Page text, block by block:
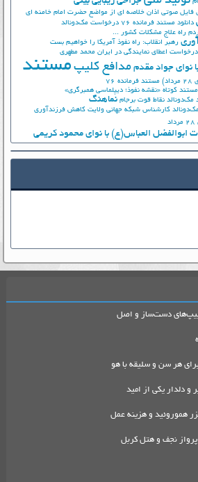
فایل صوتی اذان خلاصه ای از مواضع حضرت امام خامنه ای
دانلود مستند فرمانده 76
درخواست مک‌دونالد
راه علاج مشکلات کشور ...
رهبر انقلاب: راه نفوذ آمریکا را خواهیم بست
اعطای نمایندگی در ایران محمد مطهری
نوای جواد مقدم مدافع کلیپ مستند
مستند فرمانده 76
مستند کوتاه «نقشه نفوذ؛ دیپلماسی همبرگری»
مک‌دونالد نقاط قوت برجام نماهنگ
کارشناس شبکه جهانی ولایت کاهش فرزندآوری
العباس(ع) با نوای محمود کریمی
پیپ‌های دست‌ساز و اصل
هر سن و سلیقه با هو
و دلدار یکی از امید
هموروئید و هزینه عمل
پرواز نجف و هتل کربل